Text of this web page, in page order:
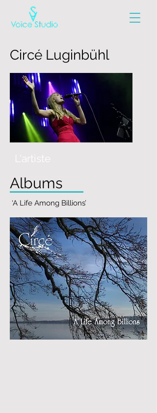
Circé Luginbühl
L'artiste
Albums
‘A Life Among Billions’